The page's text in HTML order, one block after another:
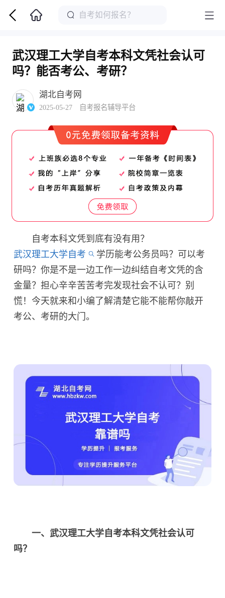
武汉理工大学自考本科文凭社会认可
吗？能否考公、考研？
湖北自考网
2025-05-27 自考报名辅导平台
自考本科文凭到底有没有用？
武汉理工大学自考
学历能考公务员吗？可以考
研吗？你是不是一边工作一边纠结自考文凭的含
金量？担心辛辛苦苦考完发现社会不认可？别
慌！今天就来和小编了解清楚它能不能帮你敲开
考公、考研的大门。
一、武汉理工大学自考本科文凭社会认可
吗？